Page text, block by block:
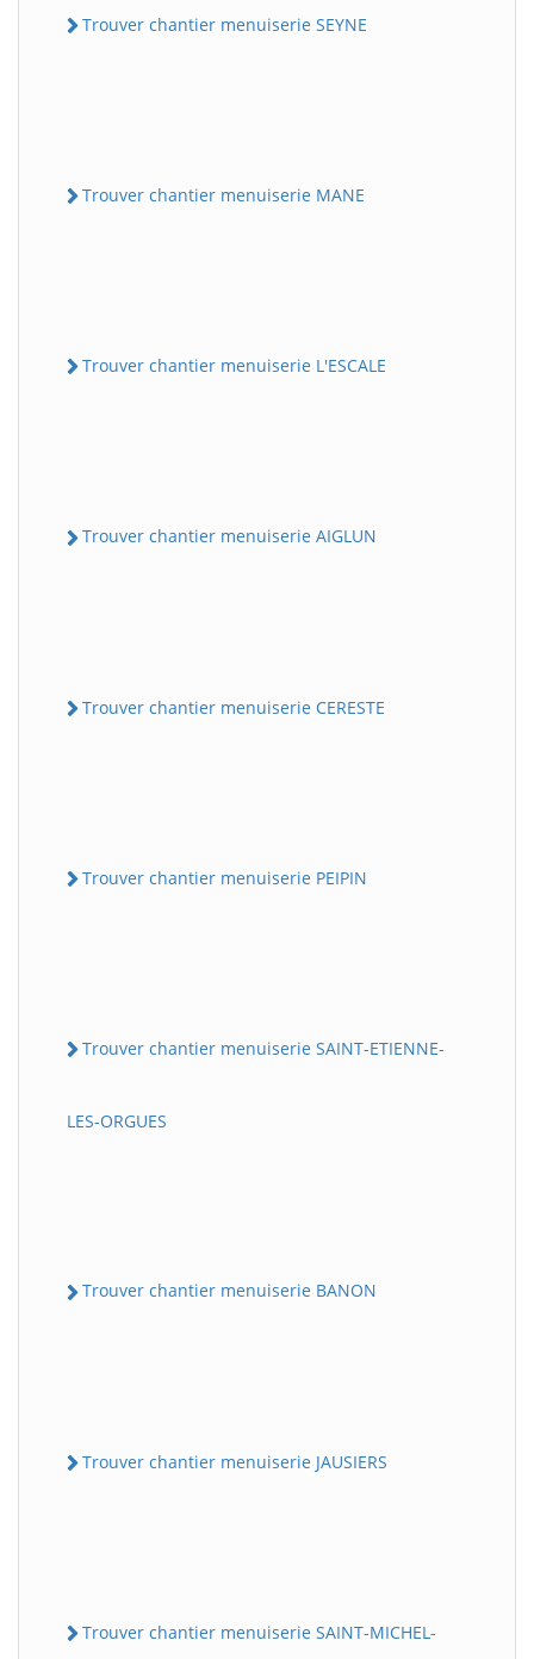
Trouver chantier menuiserie SEYNE
Trouver chantier menuiserie MANE
Trouver chantier menuiserie L'ESCALE
Trouver chantier menuiserie AIGLUN
Trouver chantier menuiserie CERESTE
Trouver chantier menuiserie PEIPIN
Trouver chantier menuiserie SAINT-ETIENNE-
LES-ORGUES
Trouver chantier menuiserie BANON
Trouver chantier menuiserie JAUSIERS
Trouver chantier menuiserie SAINT-MICHEL-